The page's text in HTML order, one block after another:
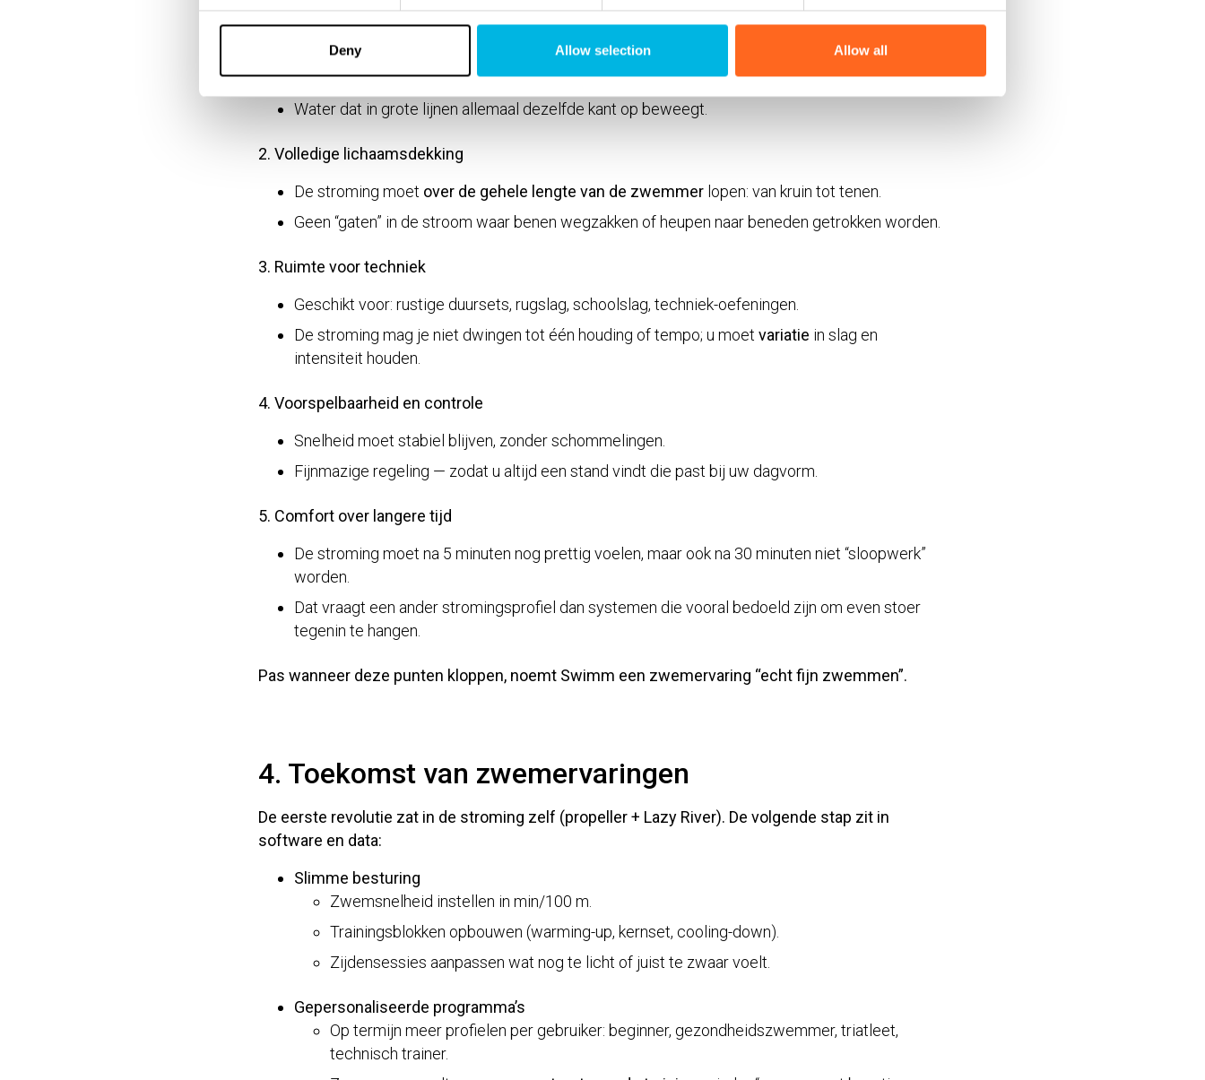
Deny Allow selection Allow all
1. Rust in het water
Geen harde straal op borst of gezicht.
Nauwelijks voelbare wervels in de kern van de zwemzone.
Water dat in grote lijnen allemaal dezelfde kant op beweegt.
2. Volledige lichaamsdekking
De stroming moet over de gehele lengte van de zwemmer lopen: van kruin tot tenen.
Geen “gaten” in de stroom waar benen wegzakken of heupen naar beneden getrokken worden.
3. Ruimte voor techniek
Geschikt voor: rustige duursets, rugslag, schoolslag, techniek-oefeningen.
De stroming mag je niet dwingen tot één houding of tempo; u moet variatie in slag en
intensiteit houden.
4. Voorspelbaarheid en controle
Snelheid moet stabiel blijven, zonder schommelingen.
Fijnmazige regeling — zodat u altijd een stand vindt die past bij uw dagvorm.
5. Comfort over langere tijd
De stroming moet na 5 minuten nog prettig voelen, maar ook na 30 minuten niet “sloopwerk”
worden.
Dat vraagt een ander stromingsprofiel dan systemen die vooral bedoeld zijn om even stoer
tegenin te hangen.
Pas wanneer deze punten kloppen, noemt Swimm een zwemervaring “echt fijn zwemmen”.
4. Toekomst van zwemervaringen
De eerste revolutie zat in de stroming zelf (propeller + Lazy River). De volgende stap zit in
software en data:
Slimme besturing
Zwemsnelheid instellen in min/100 m.
Trainingsblokken opbouwen (warming-up, kernset, cooling-down).
Zijdensessies aanpassen wat nog te licht of juist te zwaar voelt.
Gepersonaliseerde programma’s
Op termijn meer profielen per gebruiker: beginner, gezondheidszwemmer, triatleet,
technisch trainer.